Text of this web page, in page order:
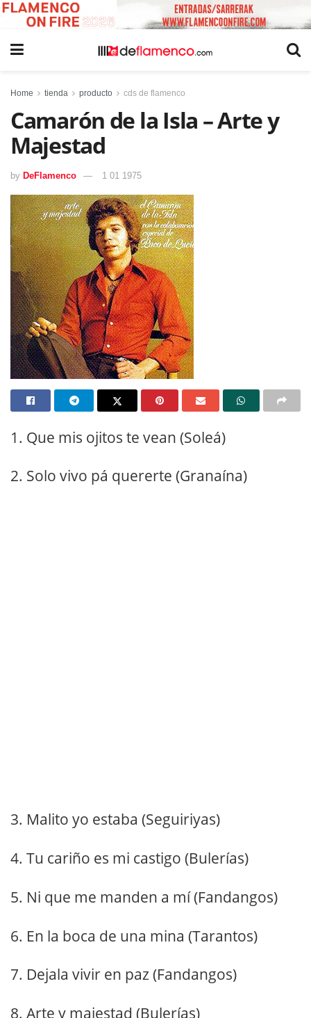
Home tienda producto cds de flamenco
Camarón de la Isla – Arte y
Majestad
by DeFlamenco 1 01 1975
1. Que mis ojitos te vean (Soleá)
2. Solo vivo pá quererte (Granaína)
3. Malito yo estaba (Seguiriyas)
4. Tu cariño es mi castigo (Bulerías)
5. Ni que me manden a mí (Fandangos)
6. En la boca de una mina (Tarantos)
7. Dejala vivir en paz (Fandangos)
8. Arte y majestad (Bulerías)